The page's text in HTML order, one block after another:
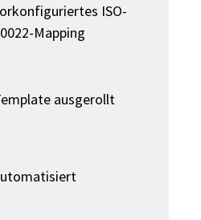
ISO-
Mapping
ausgerollt